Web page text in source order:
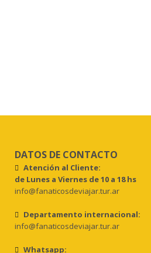
DATOS DE CONTACTO
Atención al Cliente:
de Lunes a Viernes de 10 a 18 hs
info@fanaticosdeviajar.tur.ar
Departamento internacional:
info@fanaticosdeviajar.tur.ar
Whatsapp: